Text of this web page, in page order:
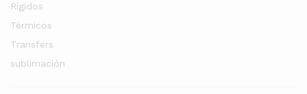
Rígidos
Térmicos
Transfers
sublimación